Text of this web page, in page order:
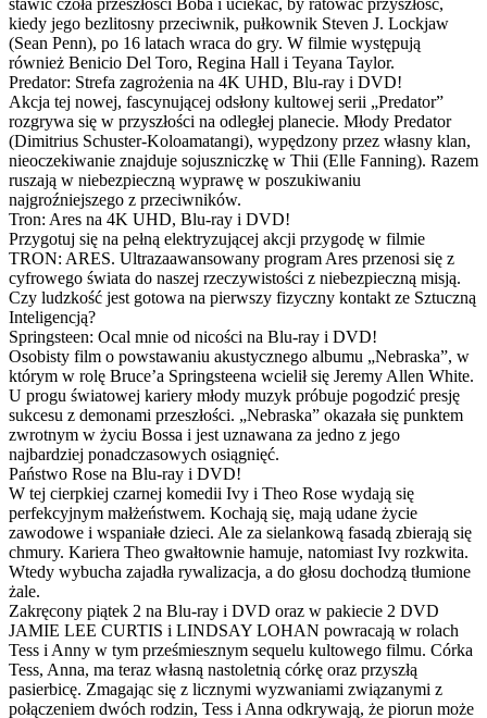
stawić czoła przeszłości Boba i uciekać, by ratować przyszłość,
kiedy jego bezlitosny przeciwnik, pułkownik Steven J. Lockjaw
(Sean Penn), po 16 latach wraca do gry. W filmie występują
również Benicio Del Toro, Regina Hall i Teyana Taylor.
Predator: Strefa zagrożenia na 4K UHD, Blu-ray i DVD!
Akcja tej nowej, fascynującej odsłony kultowej serii „Predator”
rozgrywa się w przyszłości na odległej planecie. Młody Predator
(Dimitrius Schuster-Koloamatangi), wypędzony przez własny klan,
nieoczekiwanie znajduje sojuszniczkę w Thii (Elle Fanning). Razem
ruszają w niebezpieczną wyprawę w poszukiwaniu
najgroźniejszego z przeciwników.
Tron: Ares na 4K UHD, Blu-ray i DVD!
Przygotuj się na pełną elektryzującej akcji przygodę w filmie
TRON: ARES. Ultrazaawansowany program Ares przenosi się z
cyfrowego świata do naszej rzeczywistości z niebezpieczną misją.
Czy ludzkość jest gotowa na pierwszy fizyczny kontakt ze Sztuczną
Inteligencją?
Springsteen: Ocal mnie od nicości na Blu-ray i DVD!
Osobisty film o powstawaniu akustycznego albumu „Nebraska”, w
którym w rolę Bruce’a Springsteena wcielił się Jeremy Allen White.
U progu światowej kariery młody muzyk próbuje pogodzić presję
sukcesu z demonami przeszłości. „Nebraska” okazała się punktem
zwrotnym w życiu Bossa i jest uznawana za jedno z jego
najbardziej ponadczasowych osiągnięć.
Państwo Rose na Blu-ray i DVD!
W tej cierpkiej czarnej komedii Ivy i Theo Rose wydają się
perfekcyjnym małżeństwem. Kochają się, mają udane życie
zawodowe i wspaniałe dzieci. Ale za sielankową fasadą zbierają się
chmury. Kariera Theo gwałtownie hamuje, natomiast Ivy rozkwita.
Wtedy wybucha zajadła rywalizacja, a do głosu dochodzą tłumione
żale.
Zakręcony piątek 2 na Blu-ray i DVD oraz w pakiecie 2 DVD
JAMIE LEE CURTIS i LINDSAY LOHAN powracają w rolach
Tess i Anny w tym prześmiesznym sequelu kultowego filmu. Córka
Tess, Anna, ma teraz własną nastoletnią córkę oraz przyszłą
pasierbicę. Zmagając się z licznymi wyzwaniami związanymi z
połączeniem dwóch rodzin, Tess i Anna odkrywają, że piorun może